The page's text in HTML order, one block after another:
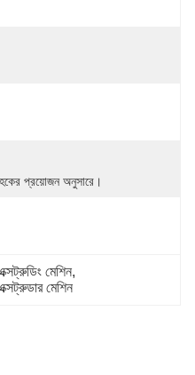
প্রয়োজন অনুসারে।
মেশিন,
মেশিন